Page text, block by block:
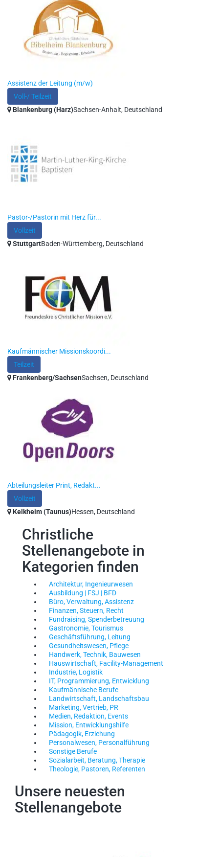
Assistenz der Leitung (m/w)
Voll-/ Teilzeit
Blankenburg (Harz)Sachsen-Anhalt, Deutschland
Pastor-/Pastorin mit Herz für...
Vollzeit
StuttgartBaden-Württemberg, Deutschland
Kaufmännischer Missionskoordi...
Teilzeit
Frankenberg/SachsenSachsen, Deutschland
Abteilungsleiter Print, Redakt...
Vollzeit
Kelkheim (Taunus)Hessen, Deutschland
Christliche
Stellenangebote in
Kategorien finden
Architektur, Ingenieurwesen
Ausbildung | FSJ | BFD
Büro, Verwaltung, Assistenz
Finanzen, Steuern, Recht
Fundraising, Spenderbetreuung
Gastronomie, Tourismus
Geschäftsführung, Leitung
Gesundheitswesen, Pflege
Handwerk, Technik, Bauwesen
Hauswirtschaft, Facility-Management
Industrie, Logistik
IT, Programmierung, Entwicklung
Kaufmännische Berufe
Landwirtschaft, Landschaftsbau
Marketing, Vertrieb, PR
Medien, Redaktion, Events
Mission, Entwicklungshilfe
Pädagogik, Erziehung
Personalwesen, Personalführung
Sonstige Berufe
Sozialarbeit, Beratung, Therapie
Theologie, Pastoren, Referenten
Unsere neuesten
Stellenangebote